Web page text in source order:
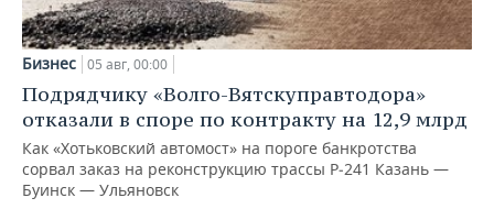
Бизнес 05 авг, 00:00
Подрядчику «Волго-Вятскуправтодора»
отказали в споре по контракту на 12,9 млрд
Как «Хотьковский автомост» на пороге банкротства
сорвал заказ на реконструкцию трассы Р‑241 Казань —
Буинск — Ульяновск